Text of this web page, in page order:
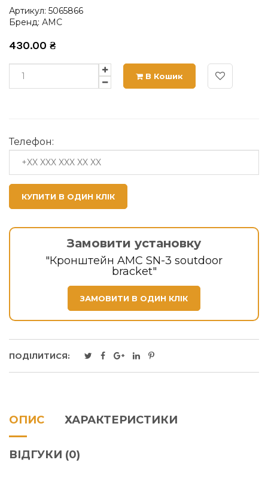
Артикул: 5065866
Бренд: АМС
430.00 ₴
В Кошик
Телефон:
КУПИТИ В ОДИН КЛІК
Замовити установку
"Кронштейн AMC SN-3 soutdoor
bracket"
ЗАМОВИТИ В ОДИН КЛІК
ПОДІЛИТИСЯ:
ОПИС ХАРАКТЕРИСТИКИ
ВІДГУКИ (0)